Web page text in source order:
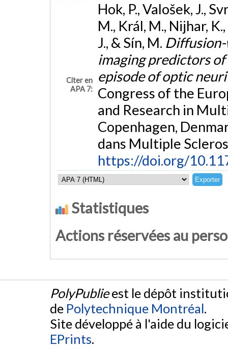
Citer en
APA 7:
Hok, P., Valošek, J.,
M., Král, M., Nijhar,
J., & Sín, M.
imaging predictors
episode of optic
Congress of the
and Research in
Copenhagen,
dans Multiple
https://doi.org/
Statistiques
Actions réservées au
PolyPublieest le dépôt
de Polytechnique Montréal.
Site développé à l'aide du
EPrints.